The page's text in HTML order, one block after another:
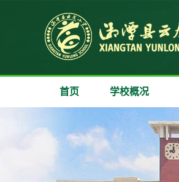
首页 学校概况